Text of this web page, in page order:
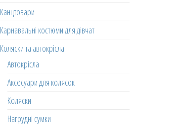
Канцтовари
Карнавальні костюми для дівчат
Коляски та автокрісла
Автокрісла
Аксесуари для колясок
Коляски
Нагрудні сумки